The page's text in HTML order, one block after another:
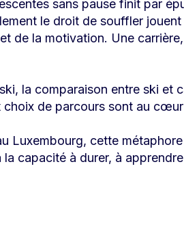
sans pause finit par
le droit de souffler
de la motivation. Une
la comparaison entre ski et
choix de parcours sont au
Luxembourg, cette
capacité à durer, à